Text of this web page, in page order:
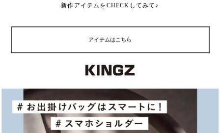
新作アイテムをCHECKしてみて♪
アイテムはこちら